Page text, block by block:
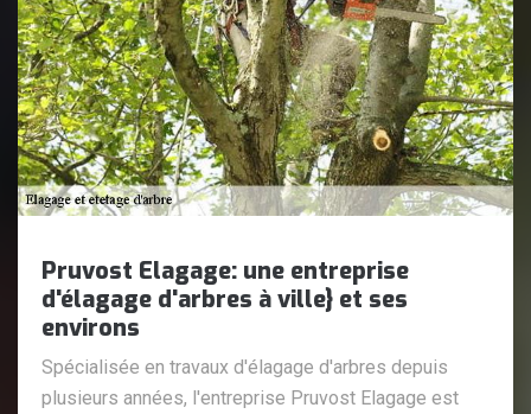
Pruvost Elagage: une entreprise
d'élagage d'arbres à ville} et ses
environs
Spécialisée en travaux d'élagage d'arbres depuis
plusieurs années, l'entreprise Pruvost Elagage est